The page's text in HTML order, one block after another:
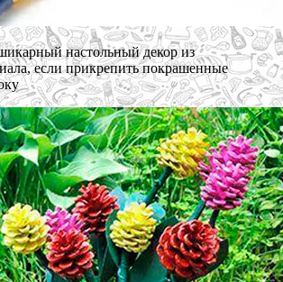
настольный декор из
если прикрепить покрашенные